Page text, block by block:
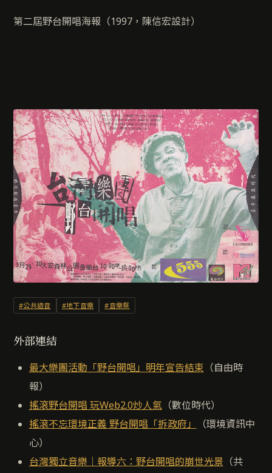
第二屆野台開唱海報（1997，陳信宏設計）
#公共造音 #地下音樂 #音樂祭
外部連結
最大樂團活動「野台開唱」明年宣告結束 （自由時
報）
搖滾野台開唱 玩Web2.0炒人氣（數位時代）
搖滾不忘環境正義 野台開唱「拆政府」
（環境資訊中
心）
台灣獨立音樂｜報導六：野台開唱的崩世光景 （共